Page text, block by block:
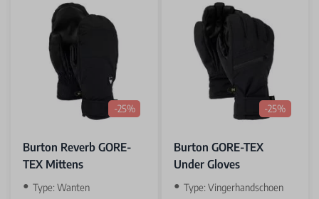
-25%
Burton Reverb GORE-
TEX Mittens
Type: Wanten
-25%
Burton GORE-TEX
Under Gloves
Type: Vingerhandschoen